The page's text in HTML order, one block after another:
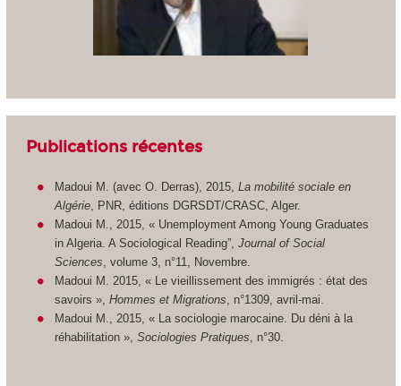
Publications récentes
Madoui M. (avec O. Derras), 2015,La mobilité sociale en
Algérie , PNR, éditions DGRSDT/CRASC, Alger.
Madoui M., 2015, « Unemployment Among Young Graduates
in Algeria. A Sociological Reading”, Journal of Social
Sciences , volume 3, n°11, Novembre.
Madoui M. 2015, « Le vieillissement des immigrés : état des
savoirs »,Hommes et Migrations , n°1309, avril-mai.
Madoui M., 2015, « La sociologie marocaine. Du déni à la
réhabilitation »,Sociologies Pratiques , n°30.